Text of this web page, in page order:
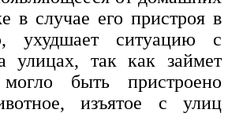
в случае его пристроя в
ухудшает ситуацию с
улицах, так как займет
быть пристроено
изъятое с улиц